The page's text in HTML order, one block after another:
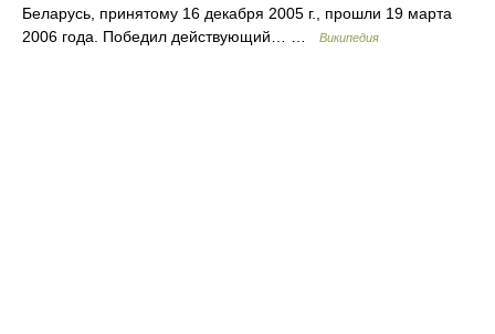
Беларусь, принятому 16 декабря 2005 г., прошли 19 марта
2006 года. Победил действующий… …
Википедия